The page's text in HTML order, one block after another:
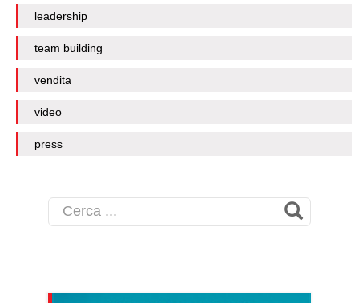
leadership
team building
vendita
video
press